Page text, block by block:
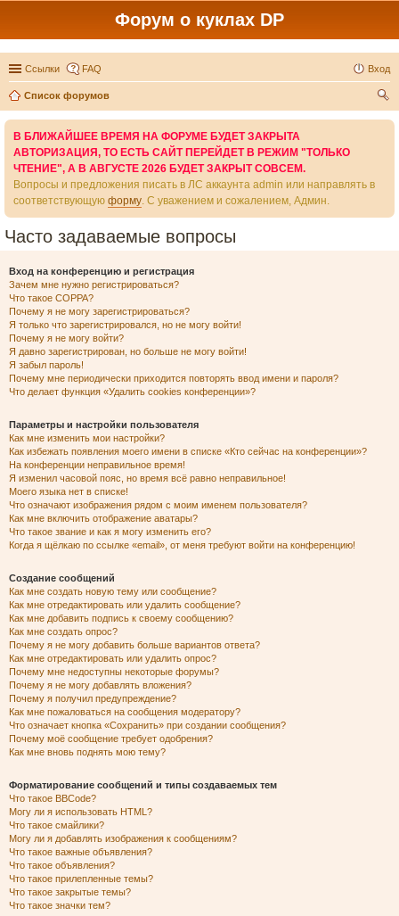
Форум о куклах DP
Ссылки FAQ Вход
Список форумов
В БЛИЖАЙШЕЕ ВРЕМЯ НА ФОРУМЕ БУДЕТ ЗАКРЫТА
АВТОРИЗАЦИЯ, ТО ЕСТЬ САЙТ ПЕРЕЙДЕТ В РЕЖИМ "ТОЛЬКО
ЧТЕНИЕ", А В АВГУСТЕ 2026 БУДЕТ ЗАКРЫТ СОВСЕМ.
Вопросы и предложения писать в ЛС аккаунта admin или направлять в
соответствующую форму. С уважением и сожалением, Админ.
Часто задаваемые вопросы
Вход на конференцию и регистрация
Зачем мне нужно регистрироваться?
Что такое COPPA?
Почему я не могу зарегистрироваться?
Я только что зарегистрировался, но не могу войти!
Почему я не могу войти?
Я давно зарегистрирован, но больше не могу войти!
Я забыл пароль!
Почему мне периодически приходится повторять ввод имени и пароля?
Что делает функция «Удалить cookies конференции»?
Параметры и настройки пользователя
Как мне изменить мои настройки?
Как избежать появления моего имени в списке «Кто сейчас на конференции»?
На конференции неправильное время!
Я изменил часовой пояс, но время всё равно неправильное!
Моего языка нет в списке!
Что означают изображения рядом с моим именем пользователя?
Как мне включить отображение аватары?
Что такое звание и как я могу изменить его?
Когда я щёлкаю по ссылке «email», от меня требуют войти на конференцию!
Создание сообщений
Как мне создать новую тему или сообщение?
Как мне отредактировать или удалить сообщение?
Как мне добавить подпись к своему сообщению?
Как мне создать опрос?
Почему я не могу добавить больше вариантов ответа?
Как мне отредактировать или удалить опрос?
Почему мне недоступны некоторые форумы?
Почему я не могу добавлять вложения?
Почему я получил предупреждение?
Как мне пожаловаться на сообщения модератору?
Что означает кнопка «Сохранить» при создании сообщения?
Почему моё сообщение требует одобрения?
Как мне вновь поднять мою тему?
Форматирование сообщений и типы создаваемых тем
Что такое BBCode?
Могу ли я использовать HTML?
Что такое смайлики?
Могу ли я добавлять изображения к сообщениям?
Что такое важные объявления?
Что такое объявления?
Что такое прилепленные темы?
Что такое закрытые темы?
Что такое значки тем?